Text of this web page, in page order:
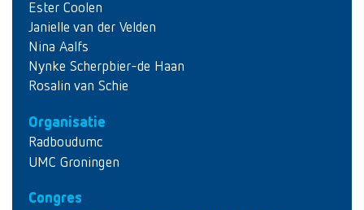
Ester Coolen
Janielle van der Velden
Nina Aalfs
Nynke Scherpbier-de Haan
Rosalin van Schie
Organisatie
Radboudumc
UMC Groningen
Congres